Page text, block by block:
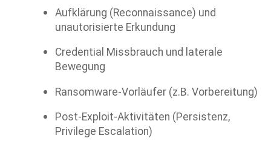
Aufklärung (Reconnaissance) und
unautorisierte Erkundung
Credential Missbrauch und laterale
Bewegung
Ransomware-Vorläufer (z.B. Vorbereitung)
Post-Exploit-Aktivitäten (Persistenz,
Privilege Escalation)